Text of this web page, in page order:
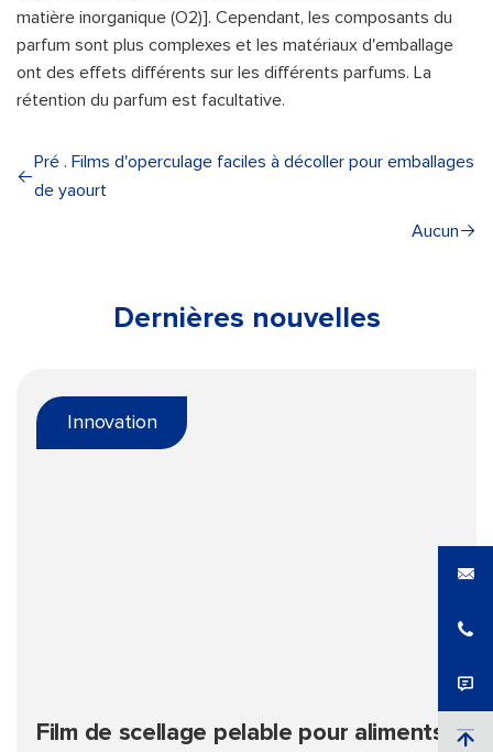
matière inorganique (O2)]. Cependant, les composants du
parfum sont plus complexes et les matériaux d'emballage
ont des effets différents sur les différents parfums. La
rétention du parfum est facultative.
Pré . Films d'operculage faciles à décoller pour emballages
de yaourt
Aucun
Dernières nouvelles
Innovation
Film de scellage pelable pour aliments :